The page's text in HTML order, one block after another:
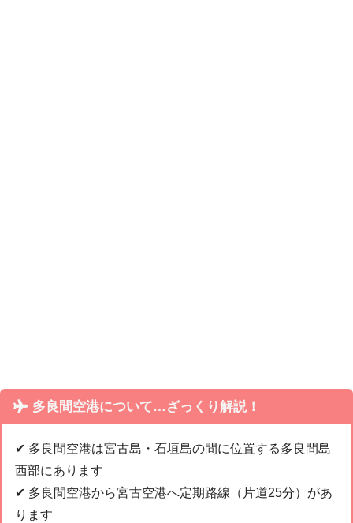
多良間空港について…ざっくり解説！
✔︎ 多良間空港は宮古島・石垣島の間に位置する多良間島
西部にあります
✔︎ 多良間空港から宮古空港へ定期路線（片道25分）があ
ります